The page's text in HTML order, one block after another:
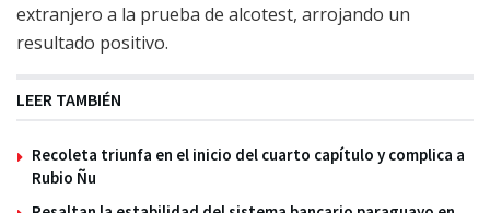
extranjero a la prueba de alcotest, arrojando un
resultado positivo.
LEER TAMBIÉN
Recoleta triunfa en el inicio del cuarto capítulo y complica a
Rubio Ñu